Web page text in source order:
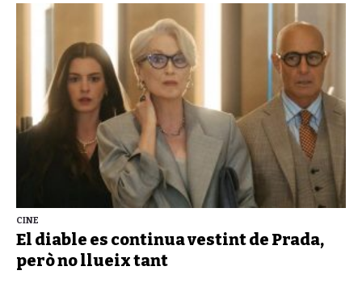
CINE
El diable es continua vestint de Prada,
però no llueix tant